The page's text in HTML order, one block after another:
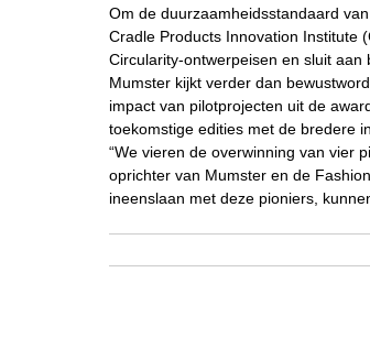
Om de duurzaamheidsstandaard
Cradle Products Innovation Institute
Circularity-ontwerpeisen en sluit aan
Mumster kijkt verder dan
impact van pilotprojecten uit de
toekomstige edities met de bredere
“We vieren de overwinning van vier
oprichter van Mumster en de
ineenslaan met deze pioniers,